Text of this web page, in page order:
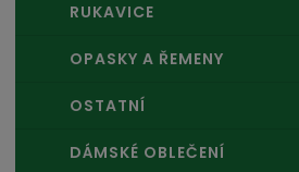
RUKAVICE
OPASKY A ŘEMENY
OSTATNÍ
DÁMSKÉ OBLEČENÍ